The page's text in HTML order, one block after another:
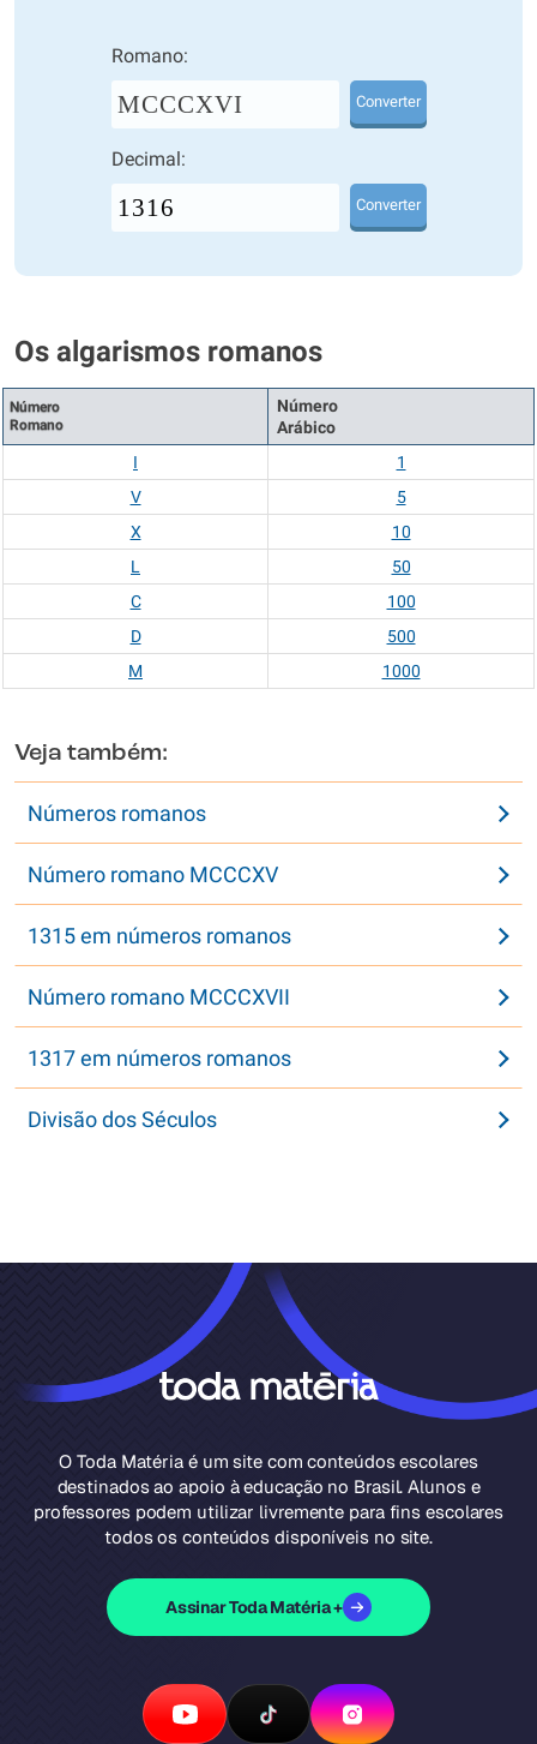
Romano:
MCCCXVI Converter
Decimal:
Converter
Os algarismos romanos
Número
Romano
Número
Arábico
I
1
V
5
X
10
L
50
C
100
D
500
M
1000
Veja também:
Números romanos
Número romano MCCCXV
1315 em números romanos
Número romano MCCCXVII
1317 em números romanos
Divisão dos Séculos
O Toda Matéria é um site com conteúdos escolares
destinados ao apoio à educação no Brasil. Alunos e
professores podem utilizar livremente para fins escolares
todos os conteúdos disponíveis no site.
Assinar Toda Matéria +